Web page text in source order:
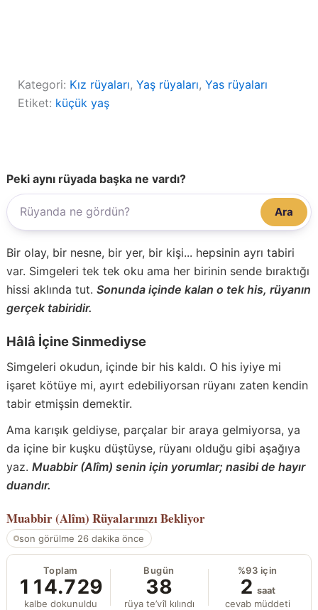
Kategori: Kız rüyaları, Yaş rüyaları, Yas rüyaları
Etiket: küçük yaş
Peki aynı rüyada başka ne vardı?
Ara
Bir olay, bir nesne, bir yer, bir kişi... hepsinin ayrı tabiri
var. Simgeleri tek tek oku ama her birinin sende bıraktığı
hissi aklında tut. Sonunda içinde kalan o tek his, rüyanın
gerçek tabiridir.
Hâlâ İçine Sinmediyse
Simgeleri okudun, içinde bir his kaldı. O his iyiye mi
işaret kötüye mi, ayırt edebiliyorsan rüyanı zaten kendin
tabir etmişsin demektir.
Ama karışık geldiyse, parçalar bir araya gelmiyorsa, ya
da içine bir kuşku düştüyse, rüyanı olduğu gibi aşağıya
yaz. Muabbir (Alîm) senin için yorumlar; nasibi de hayır
duandır.
Muabbir (Alîm) Rüyalarınızı Bekliyor
son görülme 26 dakika önce
Toplam
114.729
kalbe dokunuldu
Bugün
38
rüya te’vîl kılındı
%93 için
2 saat
cevab müddeti